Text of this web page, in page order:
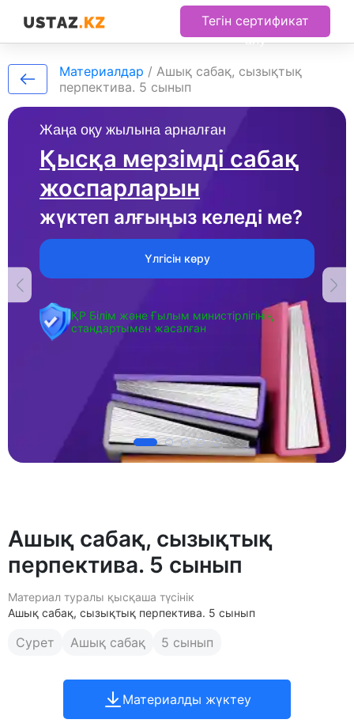
Тегін сертификат
алу
Жаңа оқу жылына арналған
Қысқа мерзімді сабақ
жоспарларын
жүктеп алғыңыз келеді ме?
Үлгісін көру
ҚР Білім және Ғылым министірлігінің
стандартымен жасалған
Материалдар / Ашық сабақ, сызықтық
перпектива. 5 сынып
Ашық сабақ, сызықтық
перпектива. 5 сынып
Материал туралы қысқаша түсінік
Ашық сабақ, сызықтық перпектива. 5 сынып
Сурет Ашық сабақ 5 сынып
Материалды жүктеу